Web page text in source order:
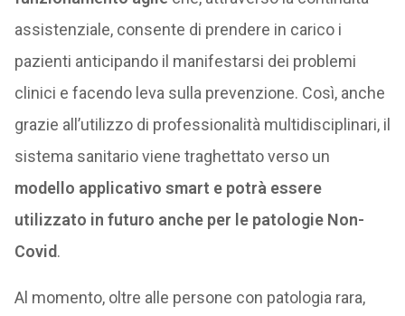
assistenziale, consente di prendere in carico i
pazienti anticipando il manifestarsi dei problemi
clinici e facendo leva sulla prevenzione. Così, anche
grazie all’utilizzo di professionalità multidisciplinari, il
sistema sanitario viene traghettato verso un
modello applicativo smart e potrà essere
utilizzato in futuro anche per le patologie Non-
Covid.
Al momento, oltre alle persone con patologia rara,